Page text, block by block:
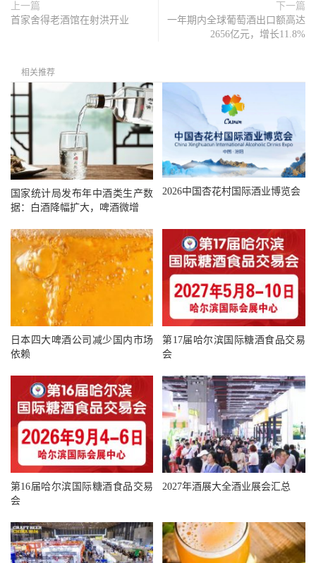
上一篇
首家舍得老酒馆在射洪开业
下一篇
一年期内全球葡萄酒出口额高达
2656亿元，增长11.8%
相关推荐
国家统计局发布年中酒类生产数
据：白酒降幅扩大，啤酒微增
2026中国杏花村国际酒业博览会
日本四大啤酒公司减少国内市场
依赖
第17届哈尔滨国际糖酒食品交易
会
第16届哈尔滨国际糖酒食品交易
会
2027年酒展大全酒业展会汇总